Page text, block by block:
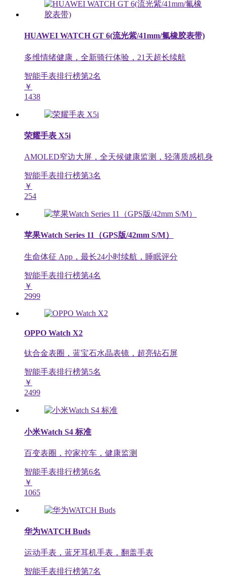
HUAWEI WATCH GT 6(流光紫/41mm/氟橡胶表带)
多维情绪健康，全新骑行体验，21天超长续航
智能手表排行榜第2名
￥
1438
荣耀手表 X5i
AMOLED窄边大屏，全天候健康监测，轻薄质感机身
智能手表排行榜第3名
￥
254
苹果Watch Series 11（GPS版/42mm S/M）
生命体征 App，最长24小时续航，睡眠评分
智能手表排行榜第4名
￥
2999
OPPO Watch X2
钛合金表圈，蓝宝石水晶表镜，超亮钻石屏
智能手表排行榜第5名
￥
2499
小米Watch S4 标准
百变表圈，控家控车，健康监测
智能手表排行榜第6名
￥
1065
华为WATCH Buds
运动手表，蓝牙耳机手表，翻盖手表
智能手表排行榜第7名